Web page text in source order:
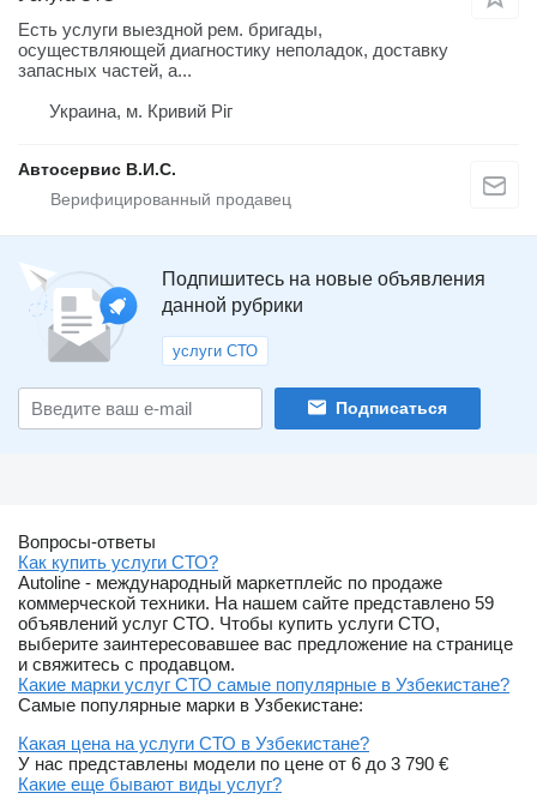
Есть услуги выездной рем. бригады,
осуществляющей диагностику неполадок, доставку
запасных частей, а...
Украина, м. Кривий Ріг
Автосервис В.И.С.
Подпишитесь на новые объявления
данной рубрики
услуги СТО
Подписаться
Вопросы-ответы
Как купить услуги СТО?
Autoline - международный маркетплейс по продаже
коммерческой техники. На нашем сайте представлено 59
объявлений услуг СТО. Чтобы купить услуги СТО,
выберите заинтересовавшее вас предложение на странице
и свяжитесь с продавцом.
Какие марки услуг СТО самые популярные в Узбекистане?
Самые популярные марки в Узбекистане:
Какая цена на услуги СТО в Узбекистане?
У нас представлены модели по цене от 6 до 3 790 €
Какие еще бывают виды услуг?